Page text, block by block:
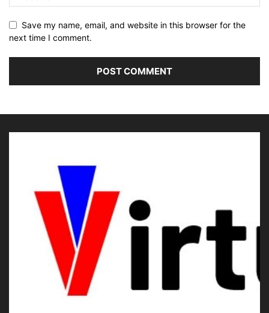
Save my name, email, and website in this browser for the
next time I comment.